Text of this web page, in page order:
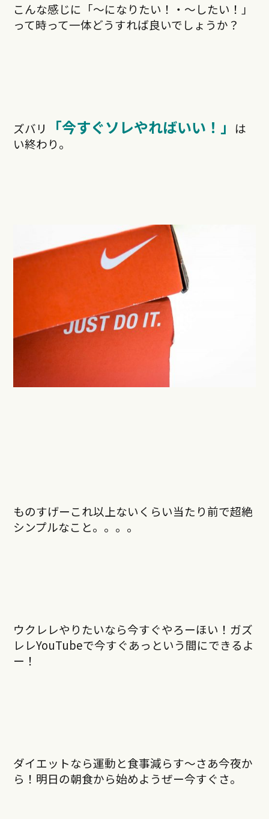
こんな感じに「〜になりたい！・〜したい！」
って時って一体どうすれば良いでしょうか？
ズバリ 「今すぐソレやればいい！」
は
い終わり。
ものすげーこれ以上ないくらい当たり前で超絶
シンプルなこと。。。。
ウクレレやりたいなら今すぐやろーほい！ガズ
レレYouTubeで今すぐあっという間にできるよ
ー！
ダイエットなら運動と食事減らす〜さあ今夜か
ら！明日の朝食から始めようぜー今すぐさ。